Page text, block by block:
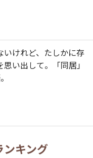
いけれど、たしかに存
い出して。「同居」
ンキング